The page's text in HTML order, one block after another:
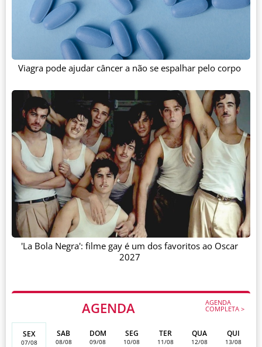
AGENDA AGENDA
COMPLETA >
SEX
07/08
SAB
08/08
DOM
09/08
SEG
10/08
TER
11/08
QUA
12/08
QUI
13/08
Viagra pode ajudar câncer a não se espalhar pelo corpo
'La Bola Negra': filme gay é um dos favoritos ao Oscar
2027